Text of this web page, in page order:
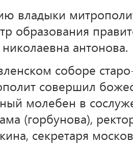
владыки
образования
антонова.
соборе
совершил
молебен в
(горбунова),
секретаря